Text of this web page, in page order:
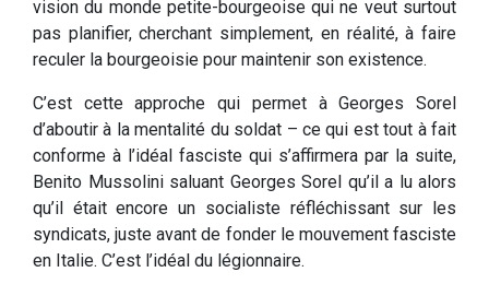
vision du monde petite-bourgeoise qui ne veut surtout
pas planifier, cherchant simplement, en réalité, à faire
reculer la bourgeoisie pour maintenir son existence.
C’est cette approche qui permet à Georges Sorel
d’aboutir à la mentalité du soldat – ce qui est tout à fait
conforme à l’idéal fasciste qui s’affirmera par la suite,
Benito Mussolini saluant Georges Sorel qu’il a lu alors
qu’il était encore un socialiste réfléchissant sur les
syndicats, juste avant de fonder le mouvement fasciste
en Italie. C’est l’idéal du légionnaire.